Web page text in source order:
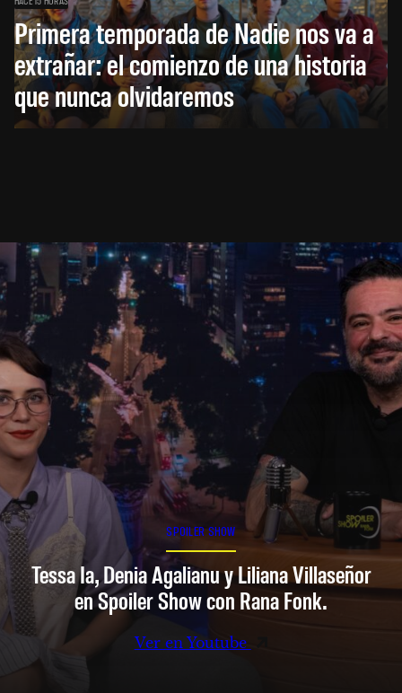
Primera temporada de Nadie nos va a
extrañar: el comienzo de una historia
que nunca olvidaremos
SPOILER SHOW
Tessa Ia, Denia Agalianu y Liliana Villaseñor
en Spoiler Show con Rana Fonk.
Ver en Youtube